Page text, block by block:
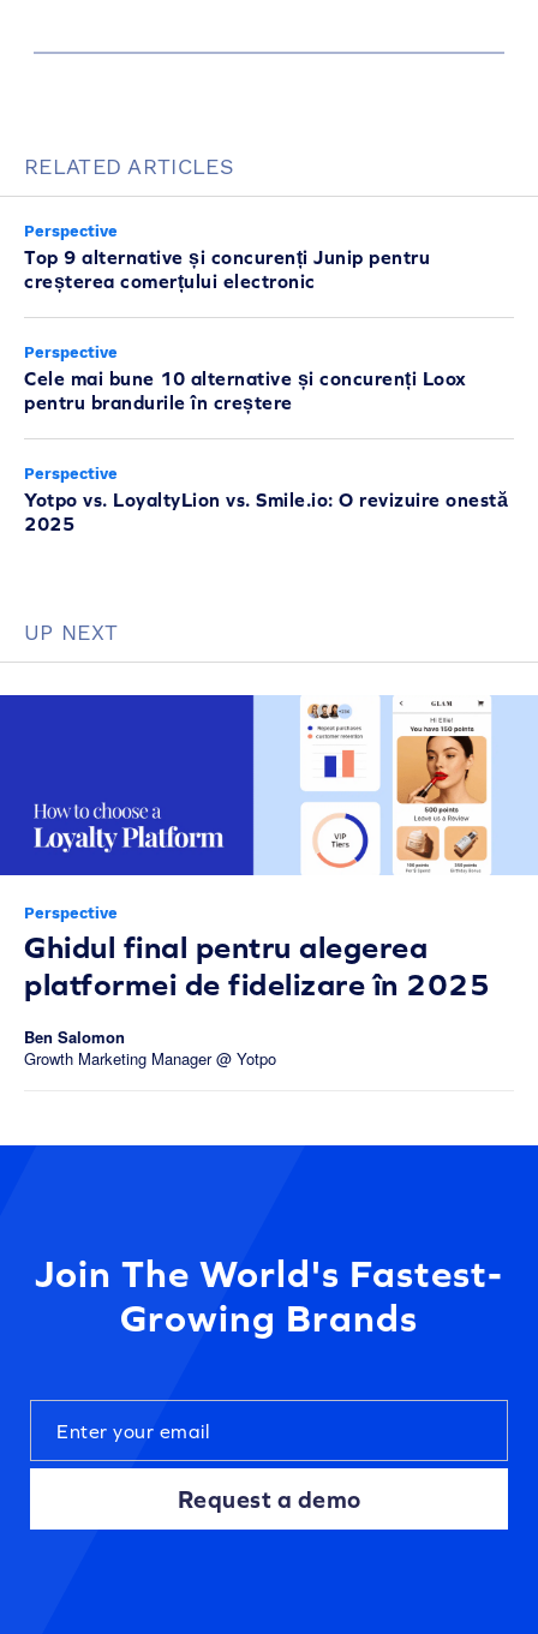
RELATED ARTICLES
Perspective
Top 9 alternative și concurenți Junip pentru
creșterea comerțului electronic
Perspective
Cele mai bune 10 alternative și concurenți Loox
pentru brandurile în creștere
Perspective
Yotpo vs. LoyaltyLion vs. Smile.io: O revizuire onestă
2025
UP NEXT
Perspective
Ghidul final pentru alegerea
platformei de fidelizare în 2025
Ben Salomon
Growth Marketing Manager @ Yotpo
Join The World's Fastest-
Growing Brands
Request a demo